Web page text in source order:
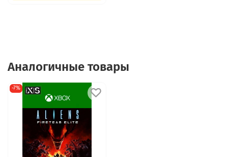
Аналогичные товары
-7%